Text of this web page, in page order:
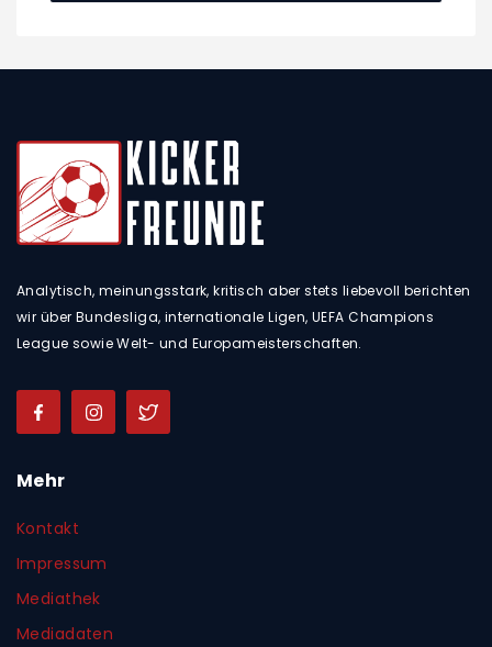
Analytisch, meinungsstark, kritisch aber stets liebevoll berichten
wir über Bundesliga, internationale Ligen, UEFA Champions
League sowie Welt- und Europameisterschaften.
Mehr
Kontakt
Impressum
Mediathek
Mediadaten